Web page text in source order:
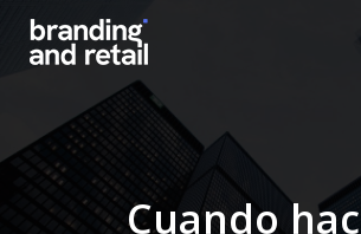
Cuando